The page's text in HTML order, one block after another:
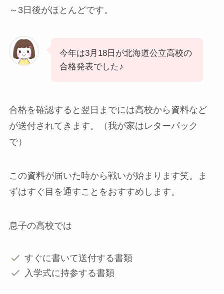
～3日後がほとんどです。
今年は3月18日が北海道公立高校の
合格発表でした♪
合格を確認すると翌日までには高校から資料など
が送付されてきます。（我が家はレターパック
で）
この資料が届いた時から戦いが始まります笑。ま
ずはすぐ目を通すことをおすすめします。
息子の高校では
すぐに書いて送付する書類
入学式に持参する書類